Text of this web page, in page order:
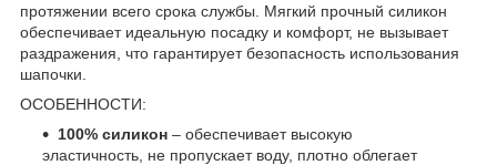
протяжении всего срока службы. Мягкий прочный силикон
обеспечивает идеальную посадку и комфорт, не вызывает
раздражения, что гарантирует безопасность использования
шапочки.
ОСОБЕННОСТИ:
100% силикон – обеспечивает высокую
эластичность, не пропускает воду, плотно облегает